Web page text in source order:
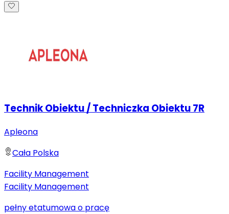
Technik Obiektu / Techniczka Obiektu 7R
Apleona
Cała Polska
Facility Management
Facility Management
pełny etatumowa o pracę